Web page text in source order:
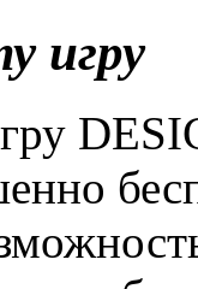
игру